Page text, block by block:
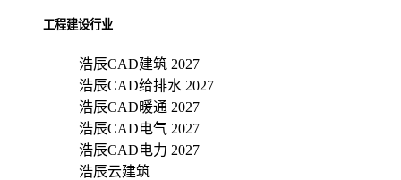
工程建设行业
浩辰CAD建筑 2027
浩辰CAD给排水 2027
浩辰CAD暖通 2027
浩辰CAD电气 2027
浩辰CAD电力 2027
浩辰云建筑